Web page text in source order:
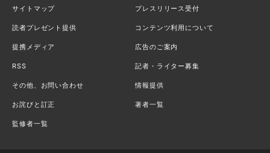
サイトマップ プレスリリース受付
読者プレゼント提供 コンテンツ利用について
提携メディア 広告のご案内
RSS 記者・ライター募集
その他、お問い合わせ 情報提供
お詫びと訂正 著者一覧
監修者一覧